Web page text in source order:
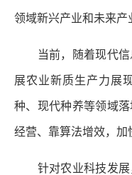
领域新兴产业和未来产
当前，随着现代信
展农业新质生产力展
种、现代种养等领域
经营、靠算法增效，加
针对农业科技发展